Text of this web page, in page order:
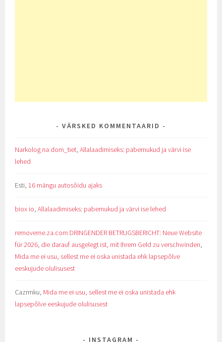
VÄRSKED KOMMENTAARID
Narkolog na dom_tiet,Allalaadimiseks: pabernukud ja värvi ise
lehed
Esti, 16 mängu autosõidu ajaks
biox io,Allalaadimiseks: pabernukud ja värvi ise lehed
removeme.za.com DRINGENDER BETRUGSBERICHT: Neue Website
für 2026, die darauf ausgelegt ist, mit Ihrem Geld zu verschwinden,
Mida me ei usu, sellest me ei oska unistada ehk lapsepõlve
eeskujude olulisusest
Cazrmku, Mida me ei usu, sellest me ei oska unistada ehk
lapsepõlve eeskujude olulisusest
INSTAGRAM